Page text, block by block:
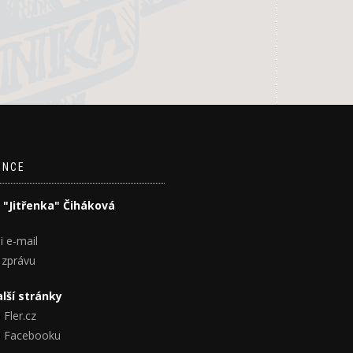
"Jitřenka" Čiháková
e-mail
stránky
Facebooku